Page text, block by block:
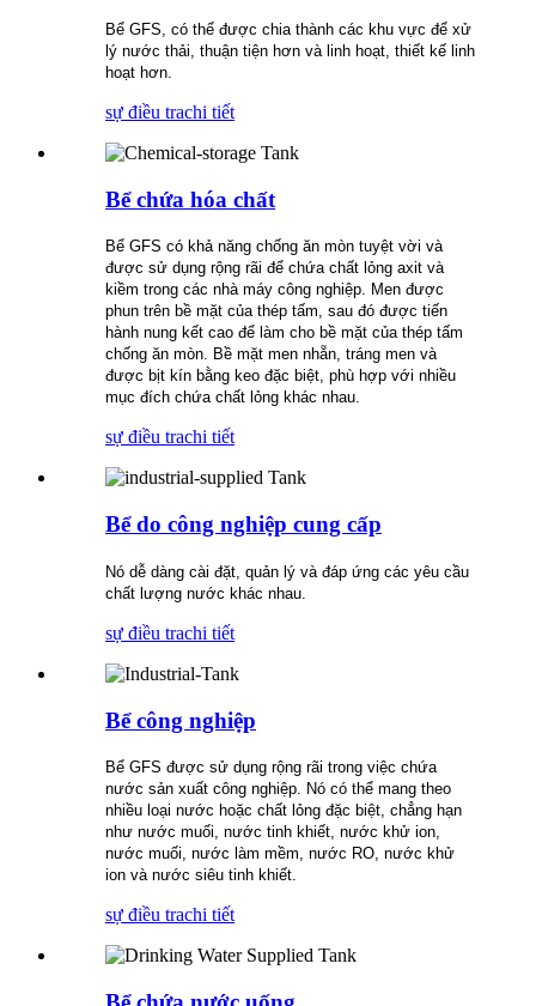
Bể GFS, có thể được chia thành các khu vực để xử
lý nước thải, thuận tiện hơn và linh hoạt, thiết kế linh
hoạt hơn.
sự điều trachi tiết
Bể chứa hóa chất
Bể GFS có khả năng chống ăn mòn tuyệt vời và
được sử dụng rộng rãi để chứa chất lỏng axit và
kiềm trong các nhà máy công nghiệp. Men được
phun trên bề mặt của thép tấm, sau đó được tiến
hành nung kết cao để làm cho bề mặt của thép tấm
chống ăn mòn. Bề mặt men nhẵn, tráng men và
được bịt kín bằng keo đặc biệt, phù hợp với nhiều
mục đích chứa chất lỏng khác nhau.
sự điều trachi tiết
Bể do công nghiệp cung cấp
Nó dễ dàng cài đặt, quản lý và đáp ứng các yêu cầu
chất lượng nước khác nhau.
sự điều trachi tiết
Bể công nghiệp
Bể GFS được sử dụng rộng rãi trong việc chứa
nước sản xuất công nghiệp. Nó có thể mang theo
nhiều loại nước hoặc chất lỏng đặc biệt, chẳng hạn
như nước muối, nước tinh khiết, nước khử ion,
nước muối, nước làm mềm, nước RO, nước khử
ion và nước siêu tinh khiết.
sự điều trachi tiết